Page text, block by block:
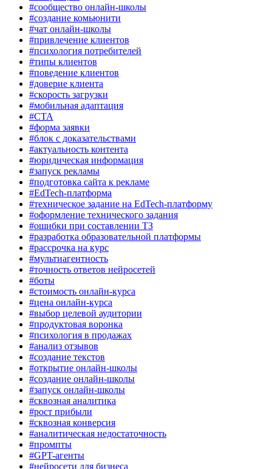
#сообщество онлайн-школы
#создание комьюнити
#чат онлайн-школы
#привлечение клиентов
#психология потребителей
#типы клиентов
#поведение клиентов
#доверие клиента
#скорость загрузки
#мобильная адаптация
#CTA
#форма заявки
#блок с доказательствами
#актуальность контента
#юридическая информация
#запуск рекламы
#подготовка сайта к рекламе
#EdTech-платформа
#техническое задание на EdTech-платформу
#оформление технического задания
#ошибки при составлении ТЗ
#разработка образовательной платформы
#рассрочка на курс
#мультиагентность
#точность ответов нейросетей
#боты
#стоимость онлайн-курса
#цена онлайн-курса
#выбор целевой аудитории
#продуктовая воронка
#психология в продажах
#анализ отзывов
#создание текстов
#открытие онлайн-школы
#создание онлайн-школы
#запуск онлайн-школы
#сквозная аналитика
#рост прибыли
#сквозная конверсия
#аналитическая недостаточность
#промпты
#GPT-агенты
#нейросети для бизнеса